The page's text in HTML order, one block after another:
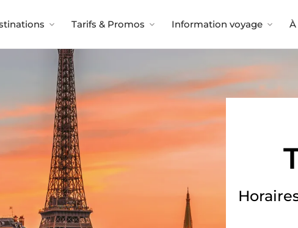
Tarifs & Promos Information voyage